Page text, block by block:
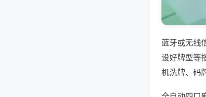
蓝牙或无线
设好牌型等
机洗牌、码